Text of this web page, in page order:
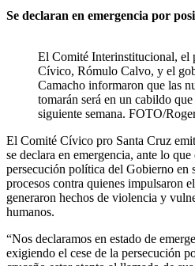
Se declaran en emergencia por
El Comité Interinstitucional, el
Cívico, Rómulo Calvo, y el
Camacho informaron que las
tomarán será en un cabildo
siguiente semana. FOTO/
El Comité Cívico pro Santa Cruz
se declara en emergencia, ante lo
persecución política del Gobierno en
procesos contra quienes impulsaron
generaron hechos de violencia y
humanos.
“Nos declaramos en estado de
exigiendo el cese de la persecución